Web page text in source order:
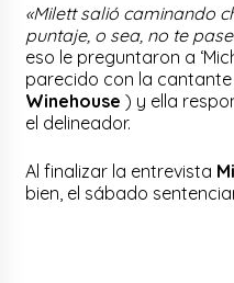
«Milett salió caminando
puntaje, o sea, no te
eso le preguntaron a
parecido con la
Winehouse ) y ella
el delineador.
Al finalizar la entrevista
bien, el sábado